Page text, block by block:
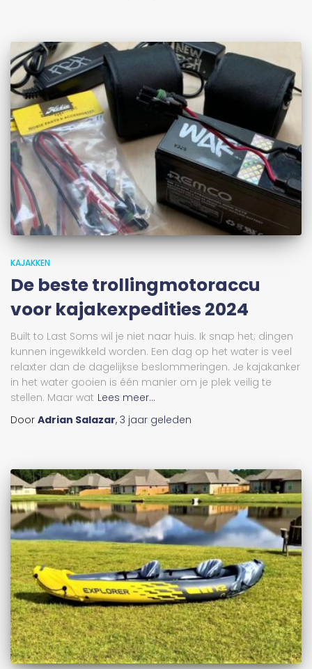
KAJAKKEN
De beste trollingmotoraccu
voor kajakexpedities 2024
Built to Last Soms wil je niet naar huis. Ik snap het; dingen
kunnen ingewikkeld worden. Een dag op het water is veel
relaxter dan de dagelijkse beslommeringen. Je kajakanker
in het water gooien is één manier om je plek veilig te
stellen. Maar wat Lees meer...
Door Adrian Salazar, 3 jaar geleden